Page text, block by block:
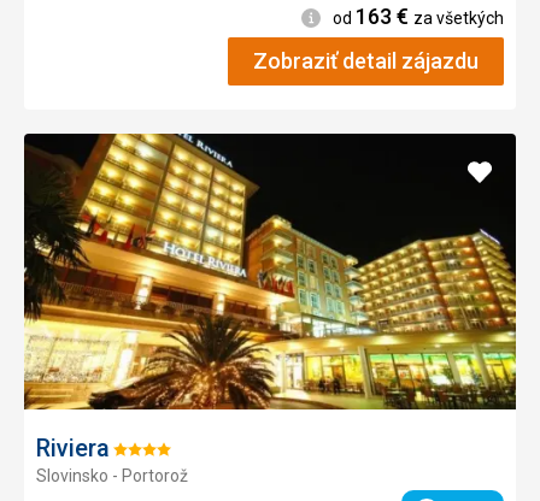
Informácie
od 163 € za všetkých
Zobraziť detail zájazdu
Riviera Hodnotenie:
4/5
Slovinsko - Portorož
Pridať